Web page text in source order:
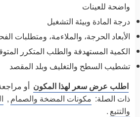
واضحة للعينات
درجة المادة وبيئة التشغيل
الأبعاد الحرجة، والملاءمة، ومتطلبات
الكمية المستهدفة والطلب المتكرر
تشطيب السطح والتغليف وبلد المقصد
اطلب عرض سعر لهذا المكون
ذات الصلة: مكونات المضخة والصمام ,
والتتبع .